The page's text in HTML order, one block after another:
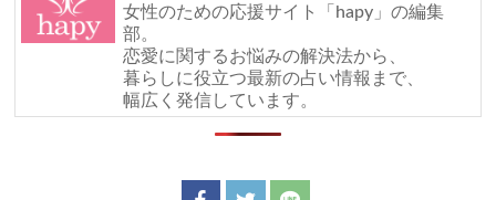
女性のための応援サイト「hapy」の編集
部。
恋愛に関するお悩みの解決法から、
暮らしに役立つ最新の占い情報まで、
幅広く発信しています。